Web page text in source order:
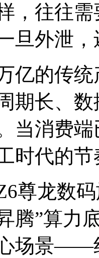
，往往
一旦外泄
的传统
长、
消费端
时代的
Z6尊龙
昇腾”算力
场景——